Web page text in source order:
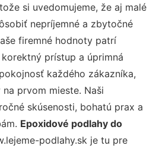
si uvedomujeme, že aj malé
nepríjemné a zbytočné
firemné hodnoty patrí
prístup a úprimná
každého zákazníka,
prvom mieste. Naši
skúsenosti, bohatú prax a
Epoxidové podlahy do
podlahy.sk je tu pre